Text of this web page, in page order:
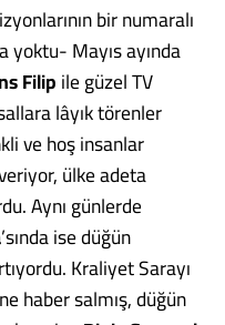
bir numaralı
Mayıs ayında
Filipile güzel TV
lâyık törenler
ve hoş insanlar
ülke adeta
Aynı günlerde
’sında ise düğün
Kraliyet Sarayı
haber salmış, düğün